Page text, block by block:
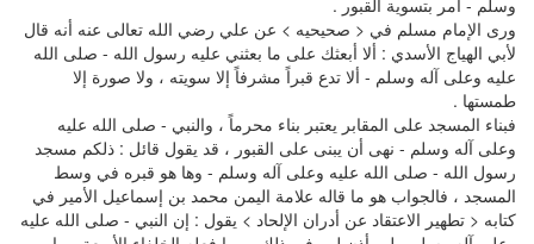
وسلم - أمر بتسوية القبور .
ورى الإمام مسلم في < صحيحيه > عن علي رضي الله تعالى عنه أنه قال
لأبي الهياج الأسدي : ألا أبعثك على ما بعثني عليه رسول الله - صلى الله
عليه وعلى آله وسلم - ألا تدع قبراً مشرفاً إلا سويته ، ولا صورة إلا
طمستها .
فبناء المسجد على المقابر يعتبر بناء محرماً ، والنبي - صلى الله عليه
وعلى آله وسلم - نهى أن يبنى على القبور ، قد يقول قائل : ذلكم مسجد
رسول الله - صلى الله عليه وعلى آله وسلم - وها هو قبره في وسط
المسجد ، فالجواب هو ما قاله علامة اليمن محمد بن إسماعيل الأمير في
كتابه < تطهير الاعتقاد عن أدران الإلحاد > يقول : إن النبي - صلى الله عليه